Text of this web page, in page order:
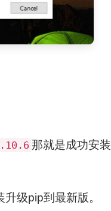
那就是成功安装
升级pip到最新版。